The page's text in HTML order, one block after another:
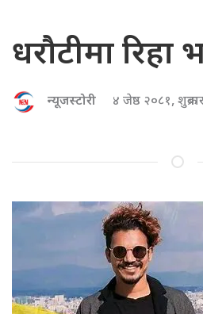
धरौटीमा
न्यूजस्टोरी ४ जेष्ठ २०८१,